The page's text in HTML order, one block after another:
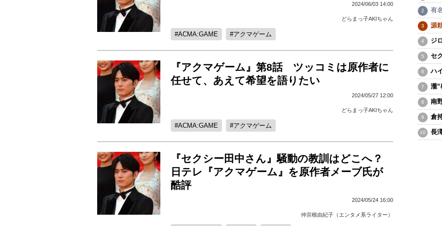
2024/06/03 14:00
どらまっ子AKIちゃん
ACMA:GAME アクマゲーム
『アクマゲーム』第8話 ツッコミは原作者に
任せて、あえて希望を語りたい
2024/05/27 12:00
どらまっ子AKIちゃん
ACMA:GAME アクマゲーム
『セクシー田中さん』騒動の教訓はどこへ？
日テレ『アクマゲーム』を原作者メーブ氏が
酷評
2024/05/24 16:00
仲宗根由紀子（エンタメ系ライター）
有
源
ジ
セ
ハ
瀧“
南
倉
長